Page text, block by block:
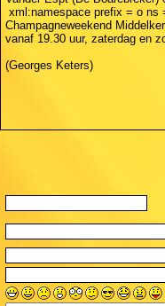
xml:namespace prefix = o ns
Champagneweekend
vanaf 19.30 uur, zaterdag en
(Georges Keters)